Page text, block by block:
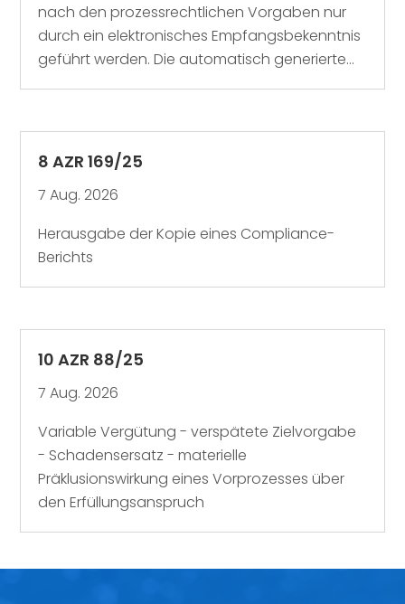
nach den prozessrechtlichen Vorgaben nur
durch ein elektronisches Empfangsbekenntnis
geführt werden. Die automatisch generierte...
8 AZR 169/25
7 Aug. 2026
Herausgabe der Kopie eines Compliance-
Berichts
10 AZR 88/25
7 Aug. 2026
Variable Vergütung - verspätete Zielvorgabe
- Schadensersatz - materielle
Präklusionswirkung eines Vorprozesses über
den Erfüllungsanspruch